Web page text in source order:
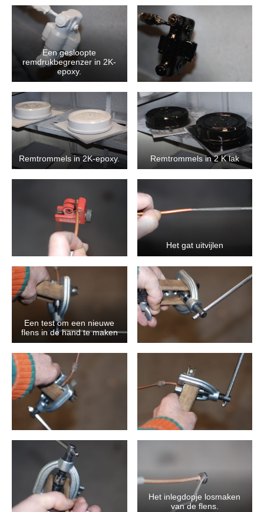
Een gesloopte
remdrukbegrenzer in 2K-
epoxy.
Remtrommels in 2K-epoxy. Remtrommels in 2 K lak
Het gat uitvijlen
Een test om een nieuwe
flens in de hand te maken
Het inlegdopje losmaken
van de flens.